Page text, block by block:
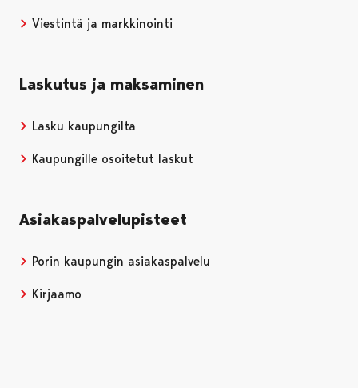
Viestintä ja markkinointi
Laskutus ja maksaminen
Lasku kaupungilta
Kaupungille osoitetut laskut
Asiakaspalvelupisteet
Porin kaupungin asiakaspalvelu
Kirjaamo